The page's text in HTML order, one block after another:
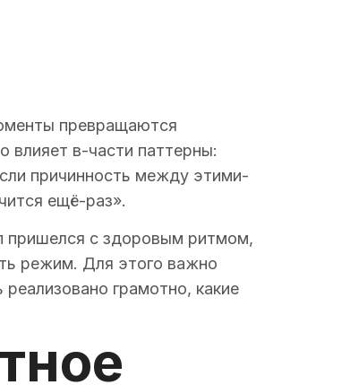
превращаются
в-части паттерны:
причинность между этими-
ещё-раз».
пришелся с здоровым ритмом,
режим. Для этого важно
грамотно, какие